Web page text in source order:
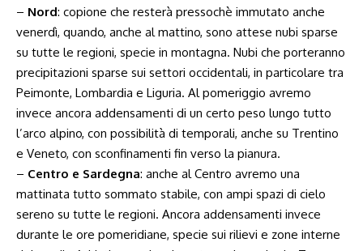
– Nord: copione che resterà pressochè immutato anche
venerdì, quando, anche al mattino, sono attese nubi sparse
su tutte le regioni, specie in montagna. Nubi che porteranno
precipitazioni sparse sui settori occidentali, in particolare tra
Peimonte, Lombardia e Liguria. Al pomeriggio avremo
invece ancora addensamenti di un certo peso lungo tutto
l’arco alpino, con possibilità di temporali, anche su Trentino
e Veneto, con sconfinamenti fin verso la pianura.
– Centro e Sardegna: anche al Centro avremo una
mattinata tutto sommato stabile, con ampi spazi di cielo
sereno su tutte le regioni. Ancora addensamenti invece
durante le ore pomeridiane, specie sui rilievi e zone interne